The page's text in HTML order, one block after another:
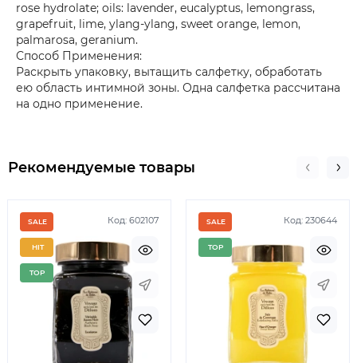
rose hydrolate; oils: lavender, eucalyptus, lemongrass,
grapefruit, lime, ylang-ylang, sweet orange, lemon,
palmarosa, geranium.
Способ Применения:
Раскрыть упаковку, вытащить салфетку, обработать
ею область интимной зоны. Одна салфетка рассчитана
на одно применение.
Рекомендуемые товары
Код: 602107
SALE
HIT
TOP
Немає в наявності
Код: 230644
SALE
TOP
Немає